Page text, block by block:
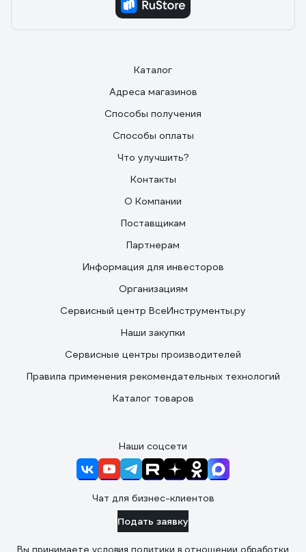
Каталог
Адреса магазинов
Способы получения
Способы оплаты
Что улучшить?
Контакты
О Компании
Поставщикам
Партнерам
Информация для инвесторов
Организациям
Сервисный центр ВсеИнструменты.ру
Наши закупки
Сервисные центры производителей
Правила применения рекомендательных технологий
Каталог товаров
Наши соцсети
Чат для бизнес-клиентов
Подать заявку
Вы принимаете условия политики в отношении обработки